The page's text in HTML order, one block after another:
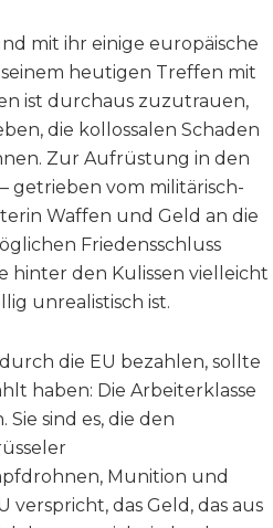
mit ihr einige europäische
heutigen Treffen mit
ist durchaus zuzutrauen,
die kollossalen Schaden
Zur Aufrüstung in den
getrieben vom militärisch-
Waffen und Geld an die
Friedensschluss
hinter den Kulissen vielleicht
unrealistisch ist.
die EU bezahlen, sollte
haben: Die Arbeiterklasse
sind es, die den
Munition und
verspricht, das Geld, das aus